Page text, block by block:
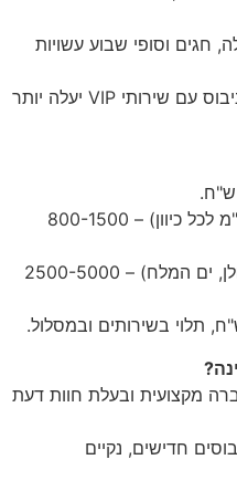
חגים וסופי שבוע עשויות
סוג הרכב והשירותים הנוספים מיניבוס עם שירותי VIP יעלה יותר
נסיעה בינעירונית בינונית (כ-50 ק"מ לכל כיוון) – 800-1500
נסיעה ארוכה (כמו אילת, רמת הגולן, ים המלח) – 2500-5000
מקצועית ובעלת חוות דעת
חדישים, נקיים